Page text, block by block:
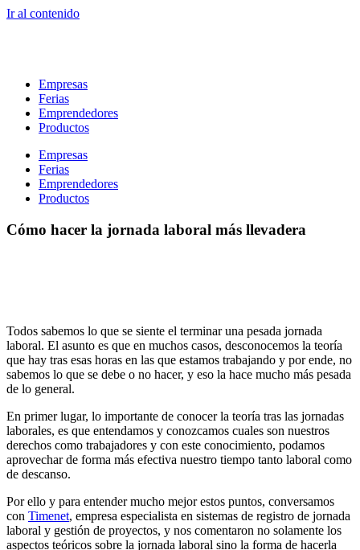
Ir al contenido
Empresas
Ferias
Emprendedores
Productos
Empresas
Ferias
Emprendedores
Productos
Cómo hacer la jornada laboral más llevadera
Todos sabemos lo que se siente el terminar una pesada jornada
laboral. El asunto es que en muchos casos, desconocemos la teoría
que hay tras esas horas en las que estamos trabajando y por ende, no
sabemos lo que se debe o no hacer, y eso la hace mucho más pesada
de lo general.
En primer lugar, lo importante de conocer la teoría tras las jornadas
laborales, es que entendamos y conozcamos cuales son nuestros
derechos como trabajadores y con este conocimiento, podamos
aprovechar de forma más efectiva nuestro tiempo tanto laboral como
de descanso.
Por ello y para entender mucho mejor estos puntos, conversamos
con Timenet, empresa especialista en sistemas de registro de jornada
laboral y gestión de proyectos, y nos comentaron no solamente los
aspectos teóricos sobre la jornada laboral sino la forma de hacerla